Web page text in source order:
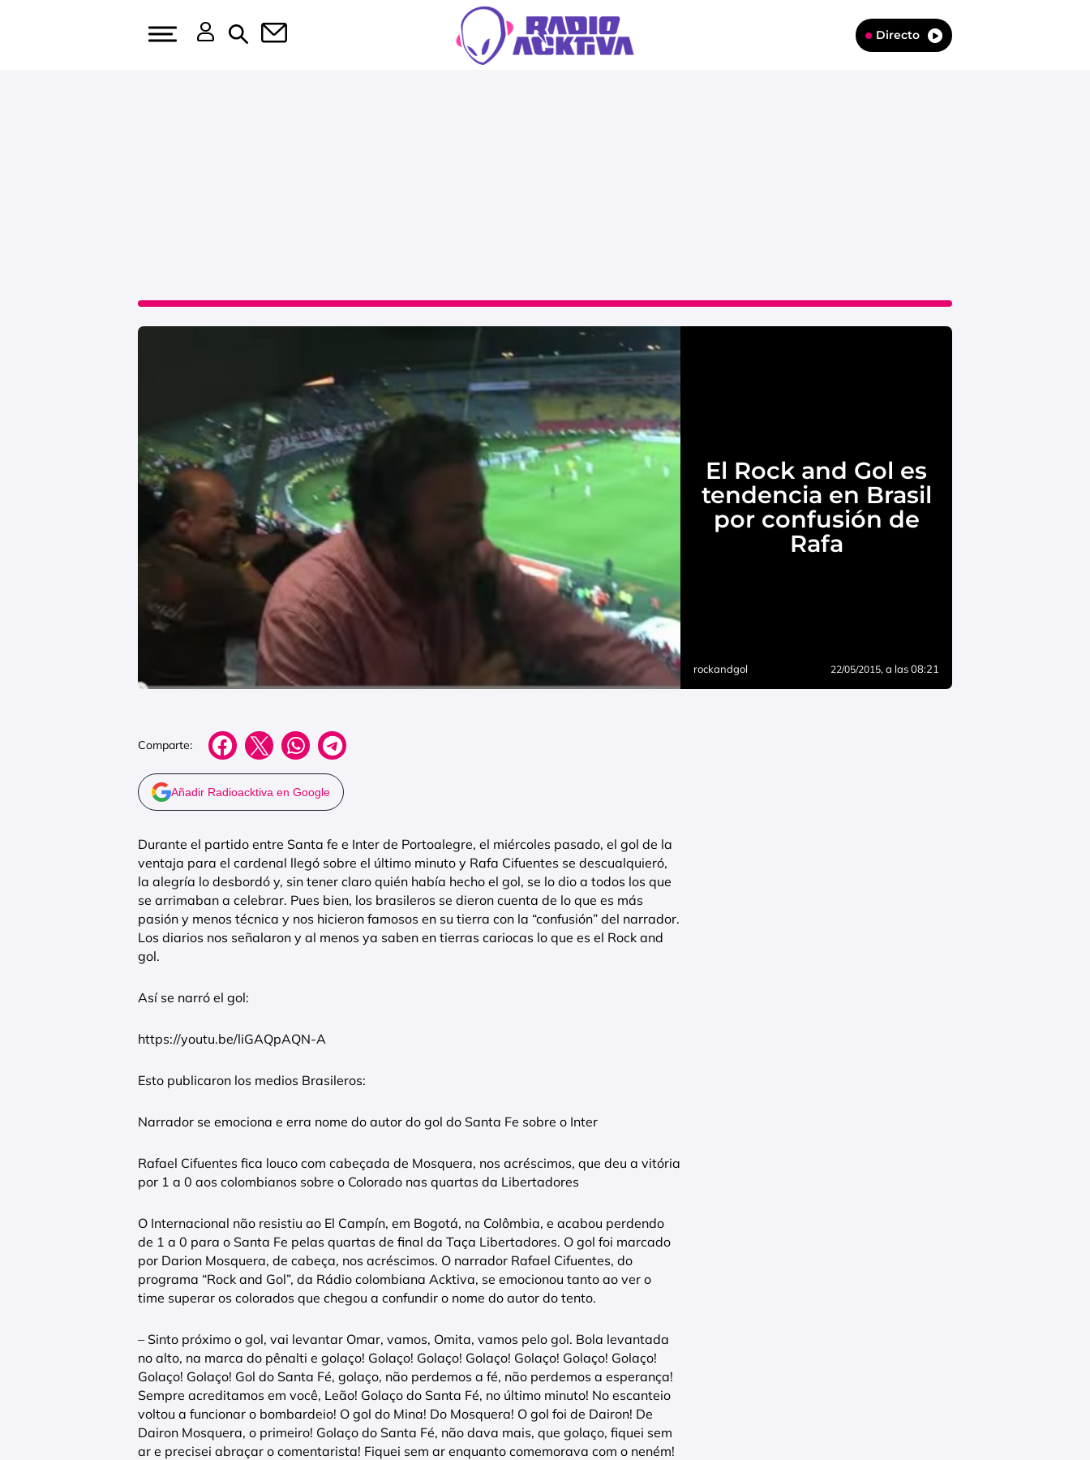
Directo
El Rock and Gol es
tendencia en Brasil
por confusión de
Rafa
rockandgol 22/05/2015, a las 08:21
Comparte:
Añadir Radioacktiva en Google
Durante el partido entre Santa fe e Inter de Portoalegre, el miércoles pasado, el gol de la
ventaja para el cardenal llegó sobre el último minuto y Rafa Cifuentes se descualquieró,
la alegría lo desbordó y, sin tener claro quién había hecho el gol, se lo dio a todos los que
se arrimaban a celebrar. Pues bien, los brasileros se dieron cuenta de lo que es más
pasión y menos técnica y nos hicieron famosos en su tierra con la “confusión” del narrador.
Los diarios nos señalaron y al menos ya saben en tierras cariocas lo que es el Rock and
gol.
Así se narró el gol:
https://youtu.be/liGAQpAQN-A
Esto publicaron los medios Brasileros:
Narrador se emociona e erra nome do autor do gol do Santa Fe sobre o Inter
Rafael Cifuentes fica louco com cabeçada de Mosquera, nos acréscimos, que deu a vitória
por 1 a 0 aos colombianos sobre o Colorado nas quartas da Libertadores
O Internacional não resistiu ao El Campín, em Bogotá, na Colômbia, e acabou perdendo
de 1 a 0 para o Santa Fe pelas quartas de final da Taça Libertadores. O gol foi marcado
por Darion Mosquera, de cabeça, nos acréscimos. O narrador Rafael Cifuentes, do
programa “Rock and Gol”, da Rádio colombiana Acktiva, se emocionou tanto ao ver o
time superar os colorados que chegou a confundir o nome do autor do tento.
– Sinto próximo o gol, vai levantar Omar, vamos, Omita, vamos pelo gol. Bola levantada
no alto, na marca do pênalti e golaço! Golaço! Golaço! Golaço! Golaço! Golaço! Golaço!
Golaço! Golaço! Gol do Santa Fé, golaço, não perdemos a fé, não perdemos a esperança!
Sempre acreditamos em você, Leão! Golaço do Santa Fé, no último minuto! No escanteio
voltou a funcionar o bombardeio! O gol do Mina! Do Mosquera! O gol foi de Dairon! De
Dairon Mosquera, o primeiro! Golaço do Santa Fé, não dava mais, que golaço, fiquei sem
ar e precisei abraçar o comentarista! Fiquei sem ar enquanto comemorava com o neném!